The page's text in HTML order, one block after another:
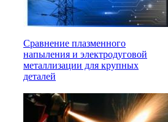
Сравнение плазменного
напыления и электродуговой
металлизации для крупных
деталей